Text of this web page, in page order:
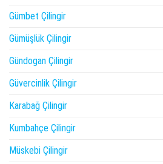
Gümbet Çilingir
Gümüşlük Çilingir
Gündogan Çilingir
Güvercinlik Çilingir
Karabağ Çilingir
Kumbahçe Çilingir
Müskebi Çilingir